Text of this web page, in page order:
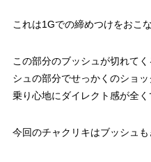
これは1Gでの締めつけをおこ
この部分のブッシュが切れて
シュの部分でせっかくのショ
乗り心地にダイレクト感が全く
今回のチャクリキはブッシュも